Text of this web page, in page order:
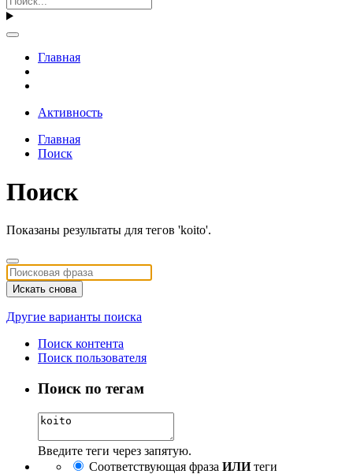
Главная
Активность
Главная
Поиск
Поиск
Показаны результаты для тегов 'koito'.
Искать снова
Другие варианты поиска
Поиск контента
Поиск пользователя
Поиск по тегам
Введите теги через запятую.
Соответствующая фраза ИЛИтеги